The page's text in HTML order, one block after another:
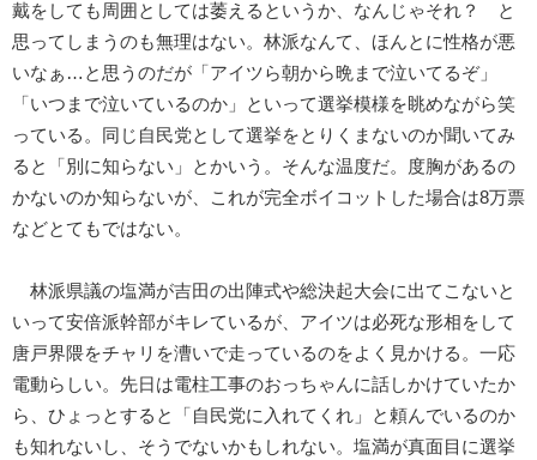
戴をしても周囲としては萎えるというか、なんじゃそれ？ と
思ってしまうのも無理はない。林派なんて、ほんとに性格が悪
いなぁ…と思うのだが「アイツら朝から晩まで泣いてるぞ」
「いつまで泣いているのか」といって選挙模様を眺めながら笑
っている。同じ自民党として選挙をとりくまないのか聞いてみ
ると「別に知らない」とかいう。そんな温度だ。度胸があるの
かないのか知らないが、これが完全ボイコットした場合は8万票
などとてもではない。
林派県議の塩満が吉田の出陣式や総決起大会に出てこないと
いって安倍派幹部がキレているが、アイツは必死な形相をして
唐戸界隈をチャリを漕いで走っているのをよく見かける。一応
電動らしい。先日は電柱工事のおっちゃんに話しかけていたか
ら、ひょっとすると「自民党に入れてくれ」と頼んでいるのか
も知れないし、そうでないかもしれない。塩満が真面目に選挙